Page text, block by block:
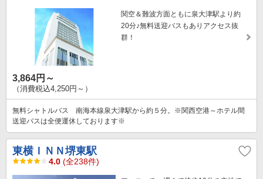
関空＆難波方面ともに泉大津駅より約
20分♪無料送迎バスもありアクセス抜
群！
3,864円～
（消費税込4,250円～）
無料シャトルバス 南海本線泉大津駅から約５分。※関西空港～ホテル間
送迎バスは全便運休しております※
東横ＩＮＮ堺東駅
4.0 (全238件)